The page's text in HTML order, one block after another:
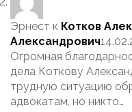
Эрнест к Котков
Александрович
Огромная
дела Коткову
трудную ситуацию
адвокатам, но никто…